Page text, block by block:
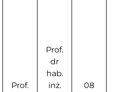
Prof.
Prof.
dr
hab.
inż.
08